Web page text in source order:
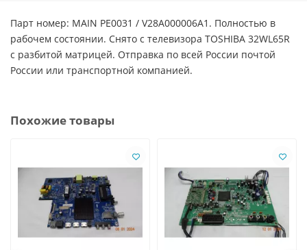
Парт номер: MAIN PE0031 / V28A000006A1. Полностью в
рабочем состоянии. Снято с телевизора TOSHIBA 32WL65R
с разбитой матрицей. Отправка по всей России почтой
России или транспортной компанией.
Похожие товары